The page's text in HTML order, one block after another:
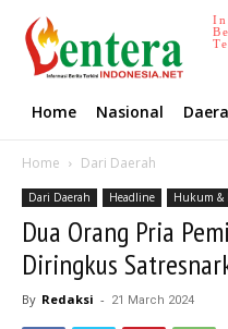
Home Nasional
Home Dari Daerah
Dari Daerah Headline Hukum &
Dua Orang Pria
Diringkus
By Redaksi - 21 March 2024